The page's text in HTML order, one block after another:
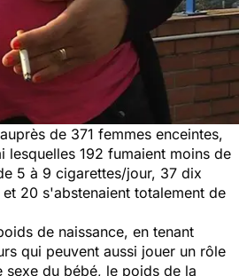
de 371 femmes enceintes,
lesquelles 192 fumaient moins de
5 à 9 cigarettes/jour, 37 dix
20 s'abstenaient totalement de
de naissance, en tenant
qui peuvent aussi jouer un rôle
sexe du bébé, le poids de la